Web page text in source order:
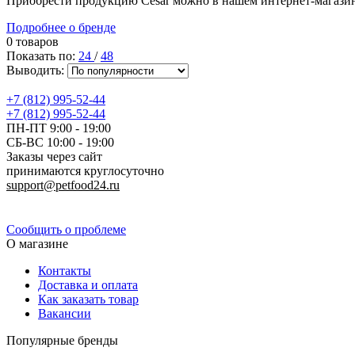
Подробнее о бренде
0 товаров
Показать по: 24 /48
Выводить:
+7 (812) 995-52-44
+7 (812) 995-52-44
ПН-ПТ 9:00 - 19:00
СБ-ВС 10:00 - 19:00
Заказы через сайт
принимаются круглосуточно
support@petfood24.ru
Сообщить о проблеме
О магазине
Контакты
Доставка и оплата
Как заказать товар
Вакансии
Популярные бренды